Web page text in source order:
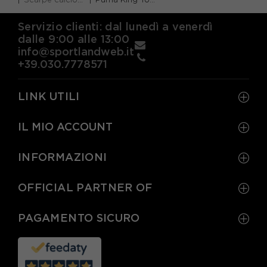
Servizio clienti: dal lunedì a venerdì
dalle 9:00 alle 13:00
info@sportlandweb.it
+39.030.7778571
LINK UTILI
IL MIO ACCOUNT
INFORMAZIONI
OFFICIAL PARTNER OF
PAGAMENTO SICURO